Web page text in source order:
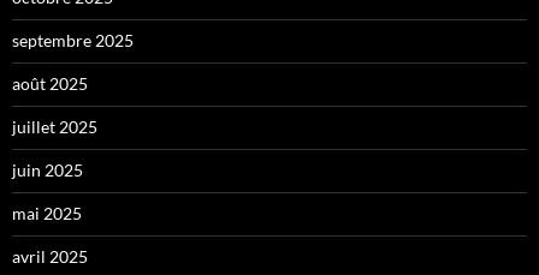
septembre 2025
août 2025
juillet 2025
juin 2025
mai 2025
avril 2025